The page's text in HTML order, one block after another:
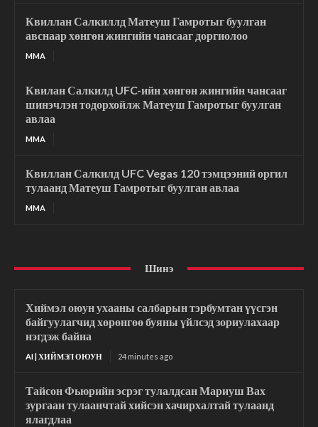
Квиллан Салкиллд Матеуш Гамротыг буулган
авснаар хөнгөн жингийн чансааг доргиолоо
MMA
Квилан Салкилд UFC-ийн хөнгөн жингийн чансааг
шинэчлэн тодорхойлж Матеуш Гамротыг буулган
авлаа
MMA
Квиллан Салкилд UFC Vegas 120 тэмцээний оргил
тулаанд Матеуш Гамротыг буулган авлаа
MMA
Шинэ
Хиймэл оюун ухааны салбарын тэрбумтан үүсгэн
байгуулагчид хөрөнгөө буяны үйлсэд зориулахаар
нэгдэж байна
AI | ХИЙМЭЛ ОЮУН 24 minutes ago
Тайсон Фьюрийн эсрэг тулалдсан Мариуш Вах
зургаан тулаанчтай хийсэн хачирхалтай тулаанд
ялагдлаа